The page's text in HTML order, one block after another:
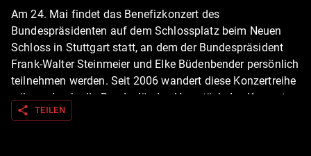
Am 24. Mai findet das Benefizkonzert des
Bundespräsidenten auf dem Schlossplatz beim Neuen
Schloss in Stuttgart statt, an dem der Bundespräsident
Frank-Walter Steinmeier und Elke Büdenbender persönlich
teilnehmen werden. Seit 2006 wandert diese Konzertreihe
reihum durch alle Bundesländer. Herzstück des Konzerts
ist die renommierte SWR Big Band. Unterstützt wird sie
share TEILEN